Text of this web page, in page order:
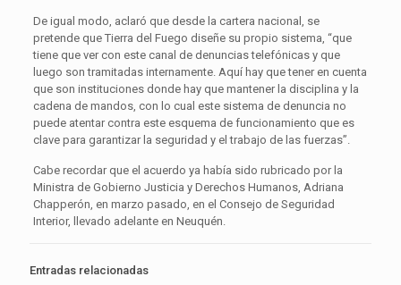
De igual modo, aclaró que desde la cartera nacional, se
pretende que Tierra del Fuego diseñe su propio sistema, “que
tiene que ver con este canal de denuncias telefónicas y que
luego son tramitadas internamente. Aquí hay que tener en cuenta
que son instituciones donde hay que mantener la disciplina y la
cadena de mandos, con lo cual este sistema de denuncia no
puede atentar contra este esquema de funcionamiento que es
clave para garantizar la seguridad y el trabajo de las fuerzas”.
Cabe recordar que el acuerdo ya había sido rubricado por la
Ministra de Gobierno Justicia y Derechos Humanos, Adriana
Chapperón, en marzo pasado, en el Consejo de Seguridad
Interior, llevado adelante en Neuquén.
Entradas relacionadas